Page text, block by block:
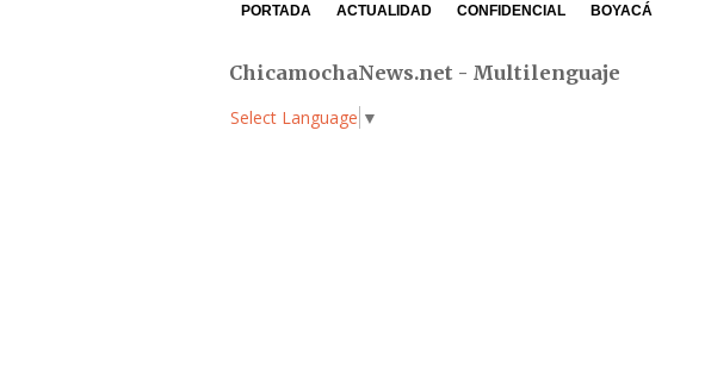
PORTADA ACTUALIDAD CONFIDENCIAL BOYACÁ
ChicamochaNews.net - Multilenguaje
Select Language ▼